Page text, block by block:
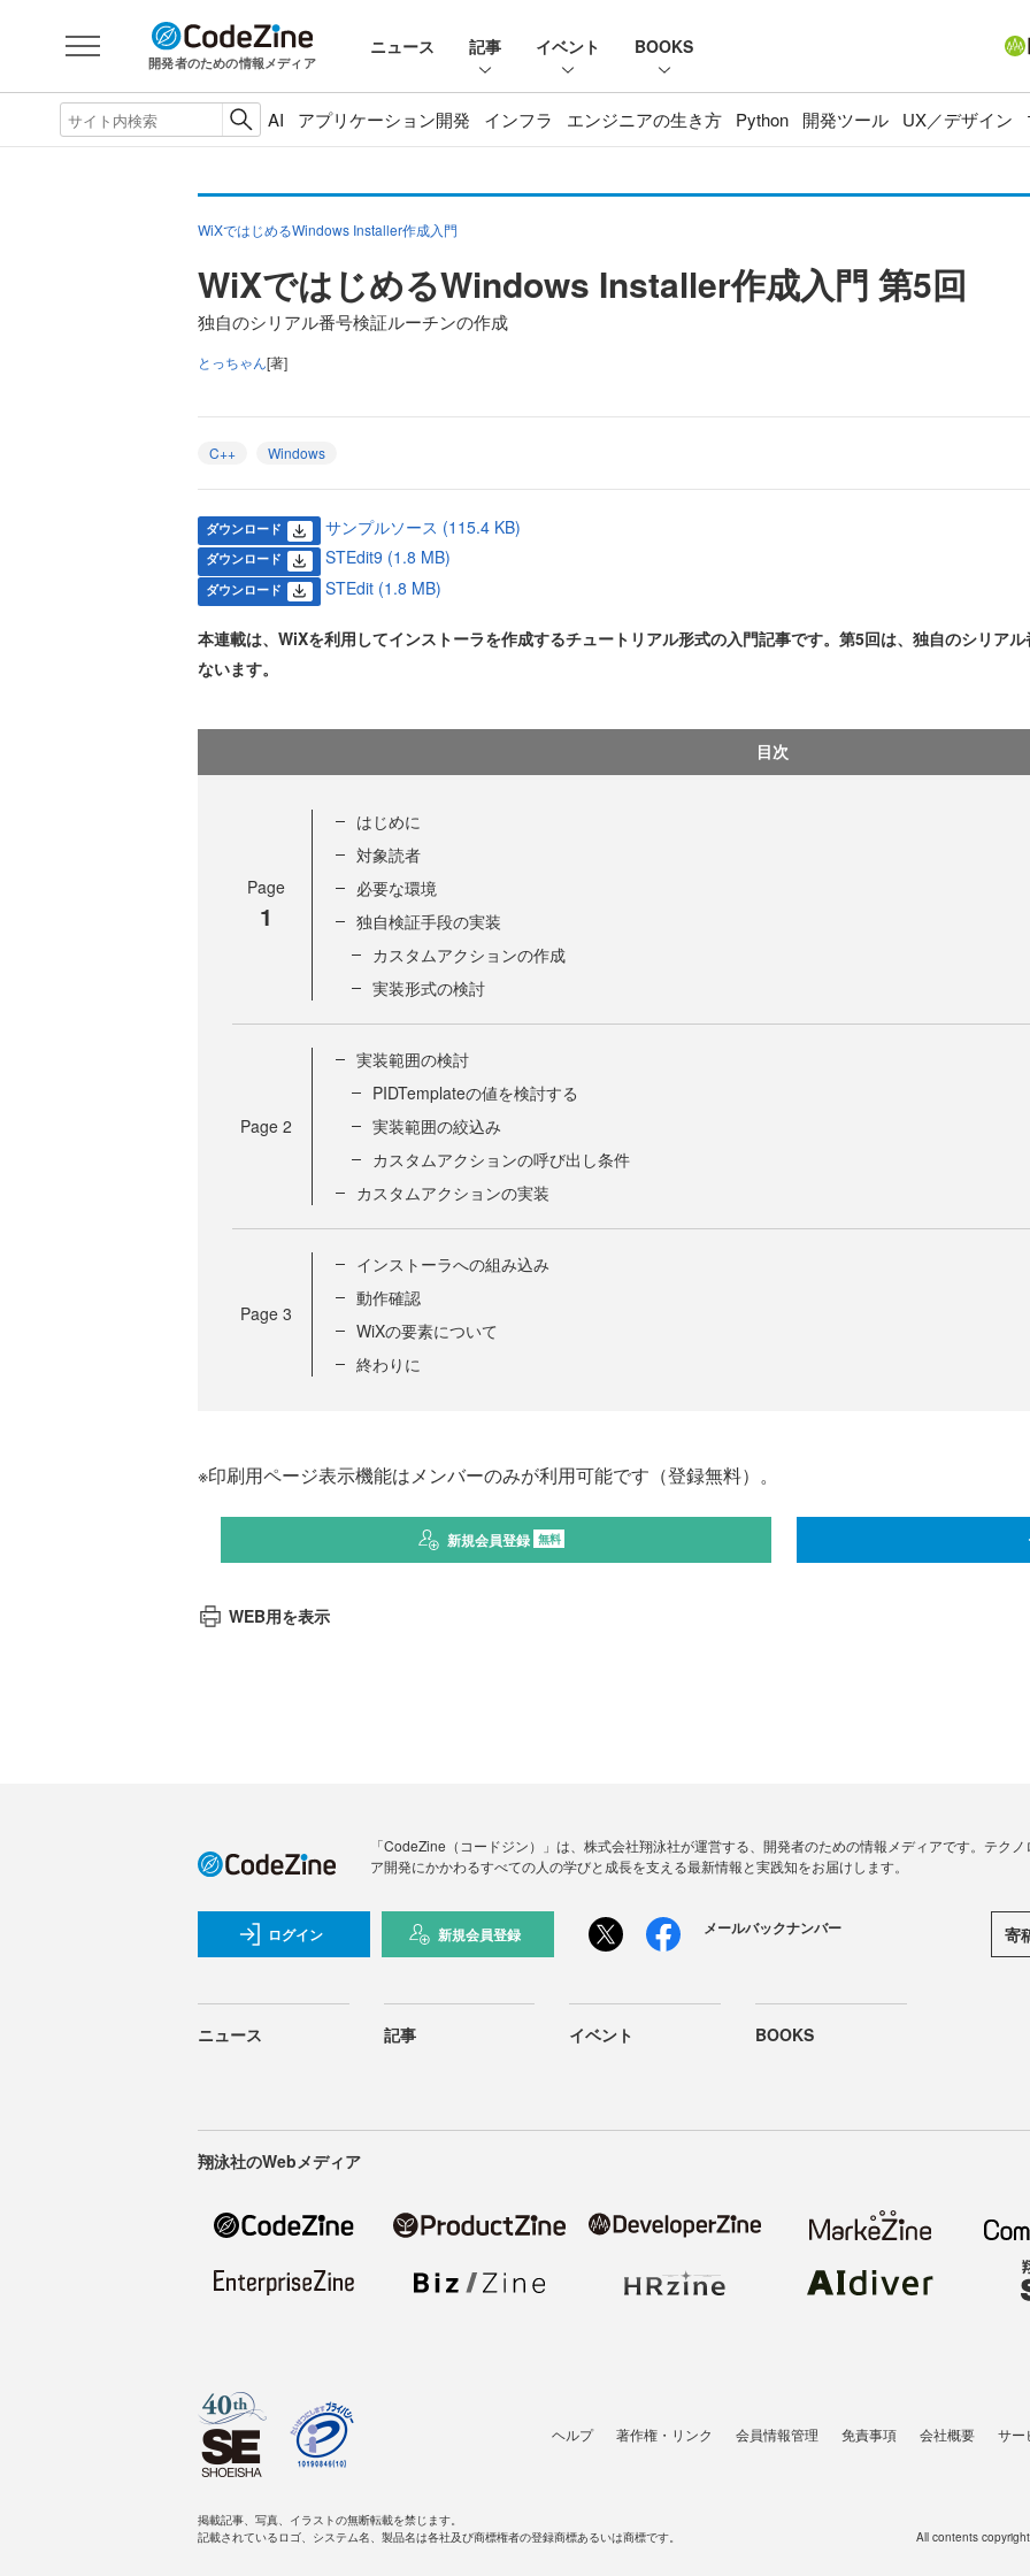
開発者のための情報メディア
ニュース 記事 イベント BOOKS
AI アプリケーション開発 インフラ エンジニアの生き方 Python 開発ツール UX／デザイン
WiXではじめるWindows Installer作成入門
WiXではじめるWindows Installer作成入門 第5回
独自のシリアル番号検証ルーチンの作成
とっちゃん[著]
C++ Windows
ダウンロード サンプルソース (115.4 KB)
ダウンロード STEdit9 (1.8 MB)
ダウンロード STEdit (1.8 MB)
本連載は、WiXを利用してインストーラを作成するチュートリアル形式の入門記事です。第5回は、独自のシリア
ないます。
目次
Page
1
はじめに
対象読者
必要な環境
独自検証手段の実装
カスタムアクションの作成
実装形式の検討
Page 2
実装範囲の検討
PIDTemplateの値を検討する
実装範囲の絞込み
カスタムアクションの呼び出し条件
カスタムアクションの実装
Page 3
インストーラへの組み込み
動作確認
WiXの要素について
終わりに
※印刷用ページ表示機能はメンバーのみが利用可能です（登録無料）。
新規会員登録 無料
WEB用を表示
「CodeZine（コードジン）」は、株式会社翔泳社が運営する、開発者のための情報メディアです。テク
ア開発にかかわるすべての人の学びと成長を支える最新情報と実践知をお届けします。
ログイン 新規会員登録 メールバックナンバー 寄
ニュース 記事 イベント BOOKS
翔泳社のWebメディア
ヘルプ 著作権・リンク 会員情報管理 免責事項 会社概要 サー
掲載記事、写真、イラストの無断転載を禁じます。
記載されているロゴ、システム名、製品名は各社及び商標権者の登録商標あるいは商標です。
All contents